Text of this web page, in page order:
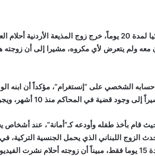
بعدما ادعت والدته أن طفلها خطف من تركيا لمدة 20 يوماً، خرج زوج المذيعة
ولم يتعرض لأي مكروه، مشيرا إلى أن
الشخصي على “إنستغرام”، مؤكداً أن ابنه
في المحاكم منذ 10 أشهر، ويجري الفصل فيها.
قام بأخذ طفله وأودعه كـ”أمانة”، عند أشخاص
الزوج اللبناني الذي يحمل الجنسية التركية،
حسابه على “إنستغرام”، أنه أخذ الطفل لمدة 15 يوما فقط، مبيناً أن زوجته